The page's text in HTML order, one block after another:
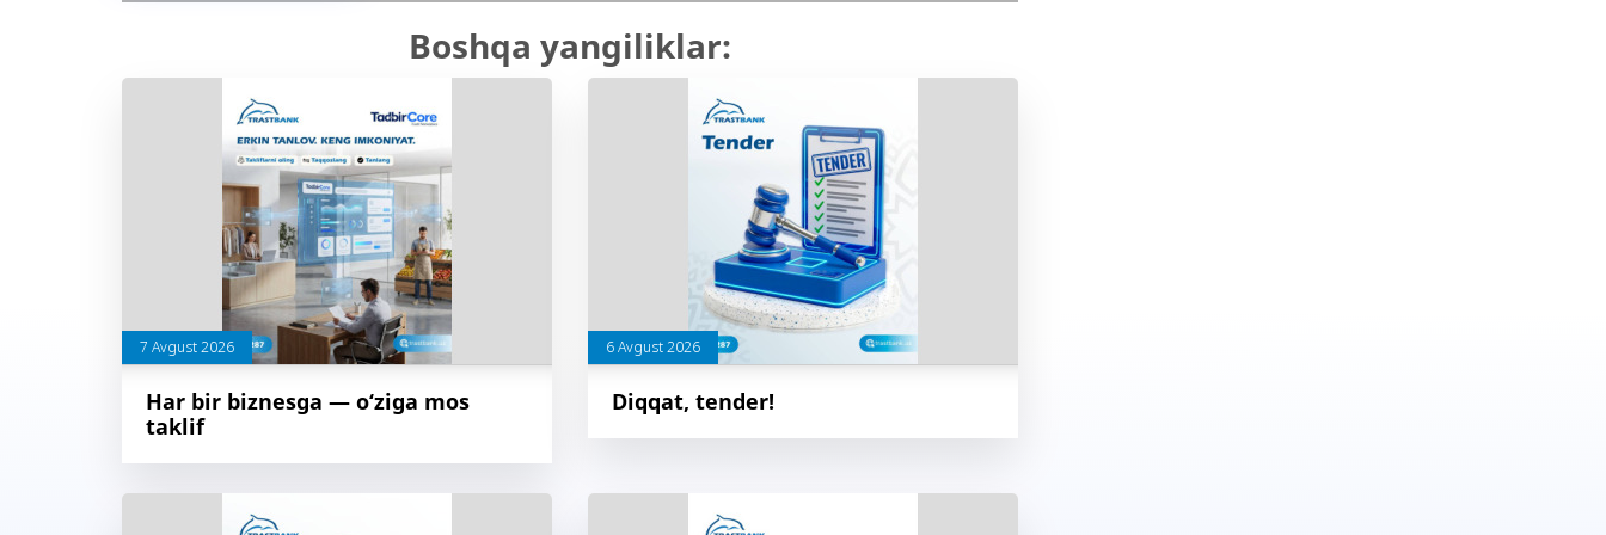
Boshqa yangiliklar:
7 Avgust 2026
Har bir biznesga — o‘ziga mos
taklif
6 Avgust 2026
Diqqat, tender!